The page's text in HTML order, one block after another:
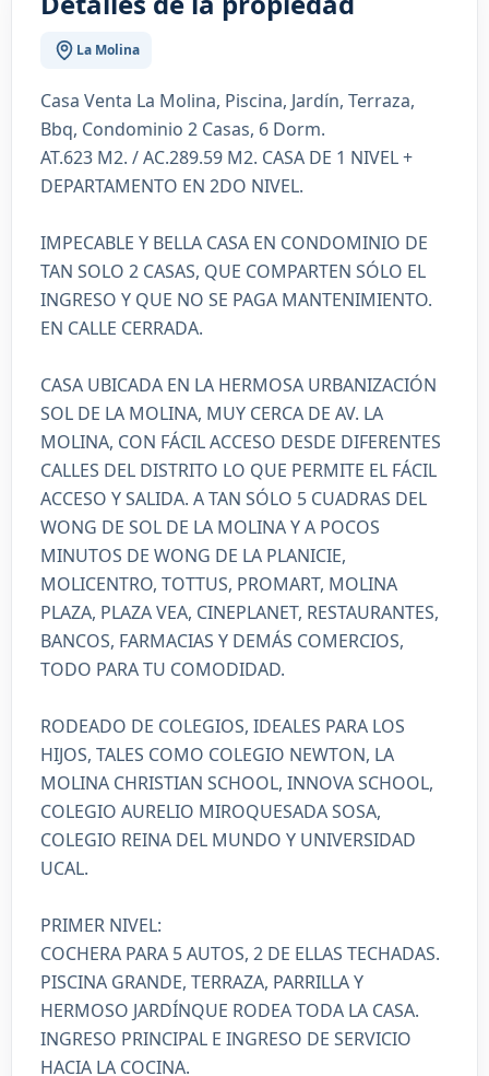
La Molina
Casa Venta La Molina, Piscina, Jardín, Terraza,
Bbq, Condominio 2 Casas, 6 Dorm.
AT.623 M2. / AC.289.59 M2. CASA DE 1 NIVEL +
DEPARTAMENTO EN 2DO NIVEL.
IMPECABLE Y BELLA CASA EN CONDOMINIO DE
TAN SOLO 2 CASAS, QUE COMPARTEN SÓLO EL
INGRESO Y QUE NO SE PAGA MANTENIMIENTO.
EN CALLE CERRADA.
CASA UBICADA EN LA HERMOSA URBANIZACIÓN
SOL DE LA MOLINA, MUY CERCA DE AV. LA
MOLINA, CON FÁCIL ACCESO DESDE DIFERENTES
CALLES DEL DISTRITO LO QUE PERMITE EL FÁCIL
ACCESO Y SALIDA. A TAN SÓLO 5 CUADRAS DEL
WONG DE SOL DE LA MOLINA Y A POCOS
MINUTOS DE WONG DE LA PLANICIE,
MOLICENTRO, TOTTUS, PROMART, MOLINA
PLAZA, PLAZA VEA, CINEPLANET, RESTAURANTES,
BANCOS, FARMACIAS Y DEMÁS COMERCIOS,
TODO PARA TU COMODIDAD.
RODEADO DE COLEGIOS, IDEALES PARA LOS
HIJOS, TALES COMO COLEGIO NEWTON, LA
MOLINA CHRISTIAN SCHOOL, INNOVA SCHOOL,
COLEGIO AURELIO MIROQUESADA SOSA,
COLEGIO REINA DEL MUNDO Y UNIVERSIDAD
UCAL.
PRIMER NIVEL:
COCHERA PARA 5 AUTOS, 2 DE ELLAS TECHADAS.
PISCINA GRANDE, TERRAZA, PARRILLA Y
HERMOSO JARDÍNQUE RODEA TODA LA CASA.
INGRESO PRINCIPAL E INGRESO DE SERVICIO
HACIA LA COCINA.